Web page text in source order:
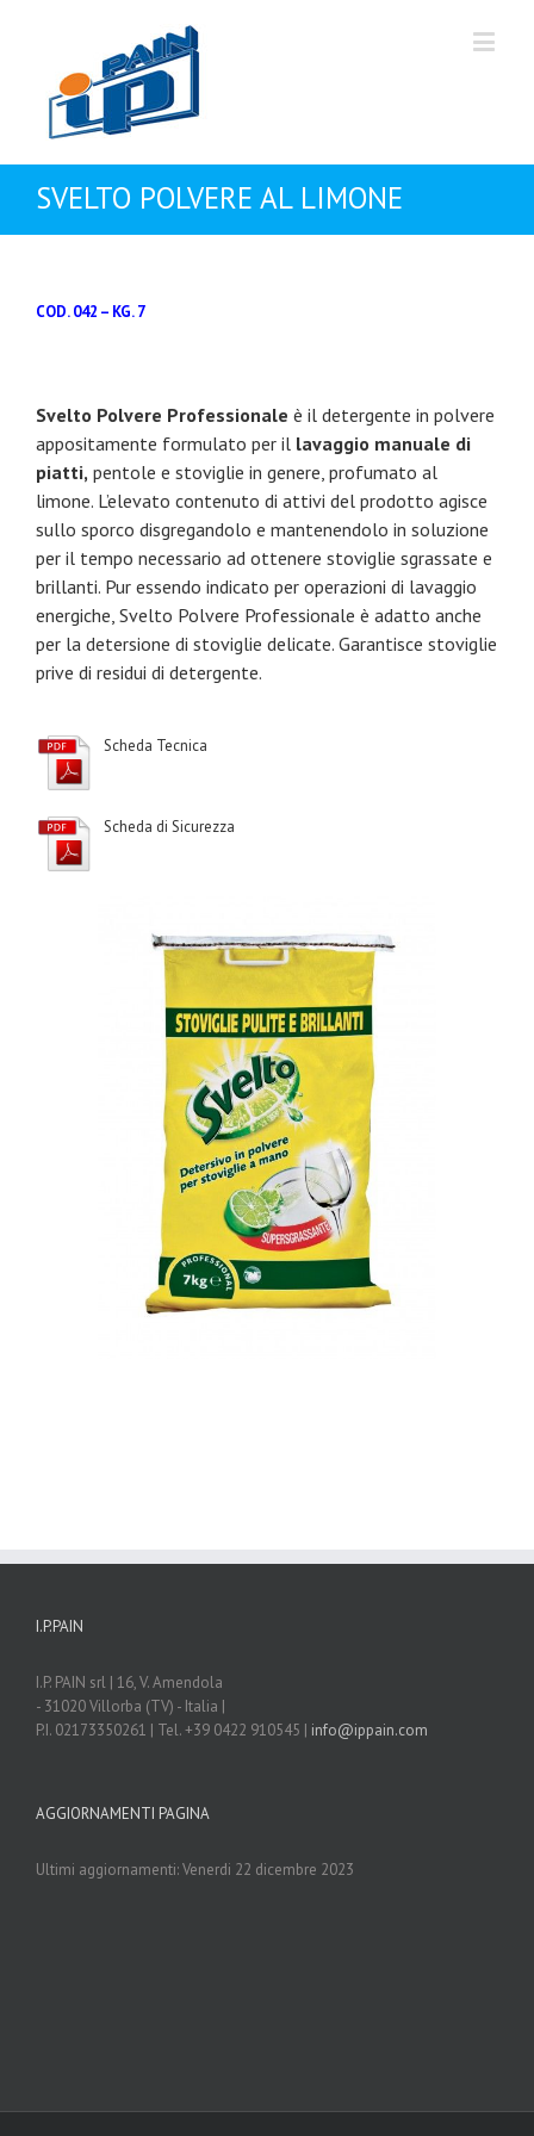
SVELTO POLVERE AL LIMONE
COD. 042 – KG. 7
Svelto Polvere Professionale è il detergente in polvere
appositamente formulato per il lavaggio manuale di
piatti, pentole e stoviglie in genere, profumato al
limone. L’elevato contenuto di attivi del prodotto agisce
sullo sporco disgregandolo e mantenendolo in soluzione
per il tempo necessario ad ottenere stoviglie sgrassate e
brillanti. Pur essendo indicato per operazioni di lavaggio
energiche, Svelto Polvere Professionale è adatto anche
per la detersione di stoviglie delicate. Garantisce stoviglie
prive di residui di detergente.
Scheda Tecnica
Scheda di Sicurezza
I.P.PAIN
I.P. PAIN srl | 16, V. Amendola
- 31020 Villorba (TV) - Italia |
P.I. 02173350261 | Tel. +39 0422 910545 | info@ippain.com
AGGIORNAMENTI PAGINA
Ultimi aggiornamenti: Venerdi 22 dicembre 2023